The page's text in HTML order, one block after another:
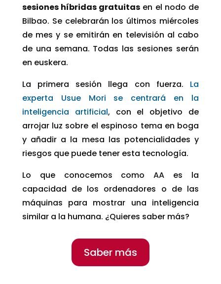
sesiones híbridas gratuitas en el nodo de
Bilbao. Se celebrarán los últimos miércoles
de mes y se emitirán en televisión al cabo
de una semana. Todas las sesiones serán
en euskera.
La primera sesión llega con fuerza. La
experta Usue Mori se centrará en la
inteligencia artificial, con el objetivo de
arrojar luz sobre el espinoso tema en boga
y añadir a la mesa las potencialidades y
riesgos que puede tener esta tecnología.
Lo que conocemos como AA es la
capacidad de los ordenadores o de las
máquinas para mostrar una inteligencia
similar a la humana. ¿Quieres saber más?
Saber más